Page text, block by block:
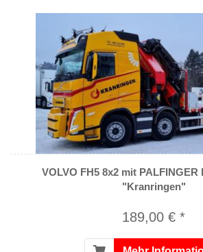
VOLVO FH5 8x2 mit PALFINGER
"Kranringen"
189,00 € *